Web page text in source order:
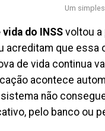
Um
do INSS voltou a
acreditam que
de vida continua
acontece
não
pelo banco ou